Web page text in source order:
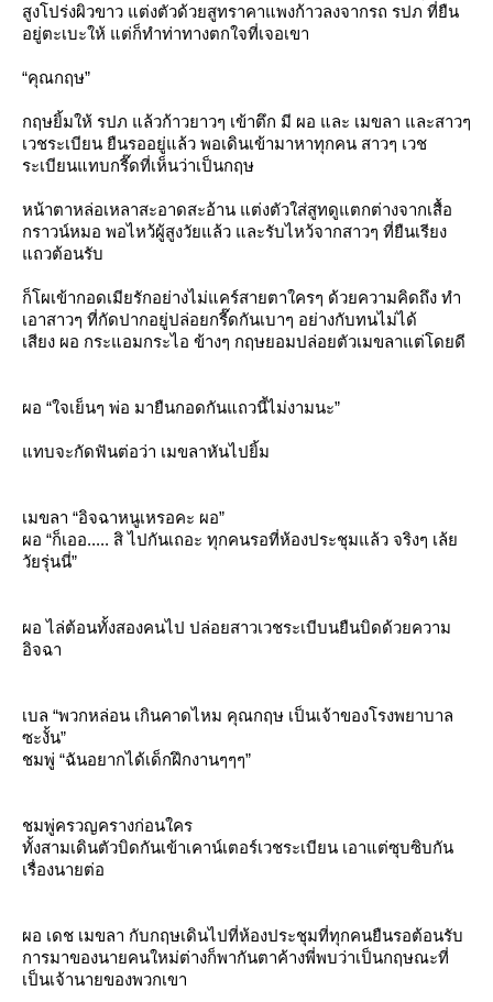
สูงโปร่งผิวขาว แต่งตัวด้วยสูทราคาแพงก้าวลงจากรถ รปภ ที่ยืน
อยู่ตะเบะให้ แต่ก็ทำท่าทางตกใจที่เจอเขา
“คุณกฤษ”
กฤษยิ้มให้ รปภ แล้วก้าวยาวๆ เข้าตึก มี ผอ และ เมขลา และสาวๆ
เวชระเบียน ยืนรออยู่แล้ว พอเดินเข้ามาหาทุกคน สาวๆ เวช
ระเบียนแทบกรี๊ดที่เห็นว่าเป็นกฤษ
หน้าตาหล่อเหลาสะอาดสะอ้าน แต่งตัวใส่สูทดูแตกต่างจากเสื้อ
กราวน์หมอ พอไหว้ผู้สูงวัยแล้ว และรับไหว้จากสาวๆ ที่ยืนเรียง
ถวต้อนรับ
ก็โผเข้ากอดเมียรักอย่างไม่แคร์สายตาใครๆ ด้วยความคิดถึง ทำ
เอาสาวๆ ที่กัดปากอยู่ปล่อยกรี๊ดกันเบาๆ อย่างกับทนไม่ได้
เสียง ผอ กระแอมกระไอ ข้างๆ กฤษยอมปล่อยตัวเมขลาแต่โดยดี
ผอ “ใจเย็นๆ พ่อ มายืนกอดกันแถวนี้ไม่งามนะ”
ทบจะกัดฟันต่อว่า เมขลาหันไปยิ้ม
เมขลา “อิจฉาหนูเหรอคะ ผอ”
ผอ “ก็เออ..... สิ ไปกันเถอะ ทุกคนรอที่ห้องประชุมแล้ว จริงๆ เล้
วัยรุ่นนี่”
ผอ ไล่ต้อนทั้งสองคนไป ปล่อยสาวเวชระเบีบนยืนบิดด้วยความ
อิจฉา
เบล “พวกหล่อน เกินคาดไหม คุณกฤษ เป็นเจ้าของโรงพยาบาล
ซะงั้น”
ชมพู่ “ฉันอยากได้เด็กฝึกงานๆๆๆ”
ชมพู่ครวญครางก่อนใคร
ทั้งสามเดินตัวบิดกันเข้าเคาน์เตอร์เวชระเบียน เอาแต่ซุบซิบกัน
เรื่องนายต่อ
ผอ เดช เมขลา กับกฤษเดินไปที่ห้องประชุมที่ทุกคนยืนรอต้อนรับ
การมาของนายคนใหม่ต่างก็พากันตาค้างพี่พบว่าเป็นกฤษณะที่
เป็นเจ้านายของพวกเขา